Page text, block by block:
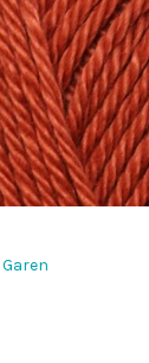
Garen